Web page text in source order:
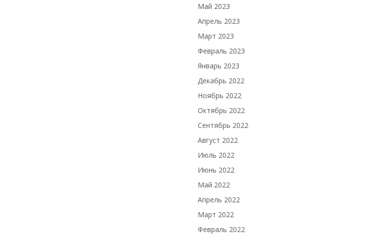
Май 2023
Апрель 2023
Март 2023
Февраль 2023
Январь 2023
Декабрь 2022
Ноябрь 2022
Октябрь 2022
Сентябрь 2022
Август 2022
Июль 2022
Июнь 2022
Май 2022
Апрель 2022
Март 2022
Февраль 2022